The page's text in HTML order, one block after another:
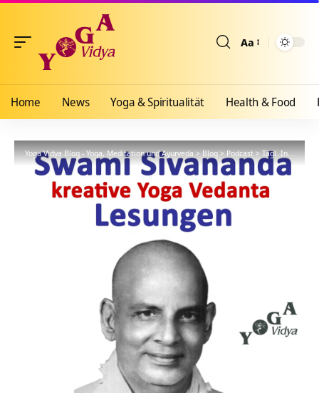
Aa
Home News Yoga & Spiritualität Health & Food
Yoga Vidya Blog - Yoga, Meditation und Ayurveda>Blog>Podcast>Tägl. Inspiration